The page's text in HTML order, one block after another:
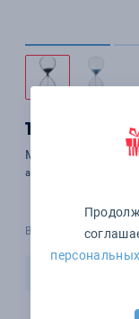
1 722 ₽
Магнитный
арт. 658.30
В наличии 2268 шт.